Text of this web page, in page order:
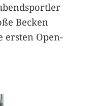
Becken
ersten Open-